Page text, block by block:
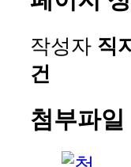
작성자 직
건
첨부파일